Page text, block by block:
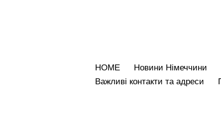
HOME
Новини Німеччини
Bажливі контакти та адреси